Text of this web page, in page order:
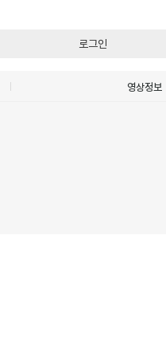
로그인
영상정보